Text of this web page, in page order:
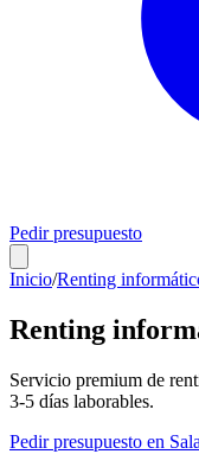
Pedir presupuesto
Inicio/Renting
Renting
Servicio premium de
3-5 días laborables.
Pedir presupuesto en